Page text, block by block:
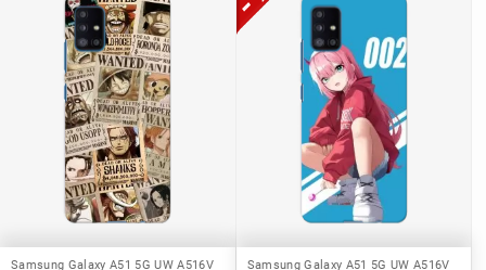
Samsung Galaxy A51 5G UW A516V Samsung Galaxy A51 5G UW A516V